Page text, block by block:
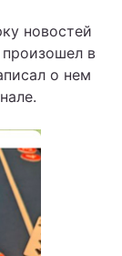
новостей
в
о нем